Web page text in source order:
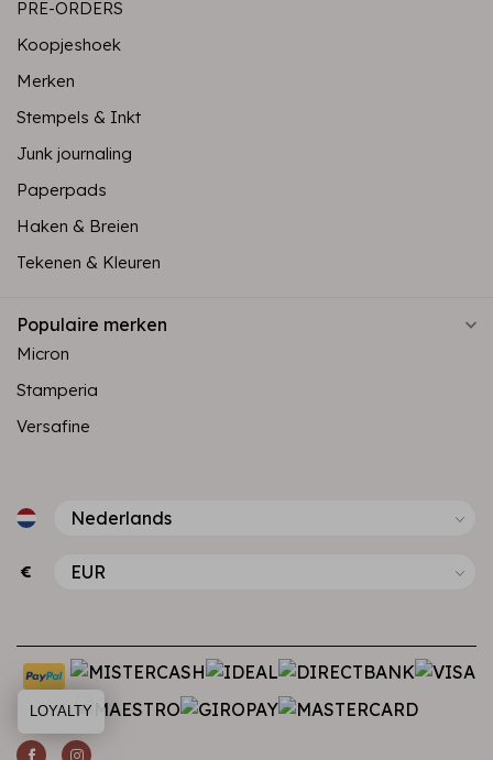
PRE-ORDERS
Koopjeshoek
Merken
Stempels & Inkt
Junk journaling
Paperpads
Haken & Breien
Tekenen & Kleuren
Populaire merken
Micron
Stamperia
Versafine
€
LOYALTY